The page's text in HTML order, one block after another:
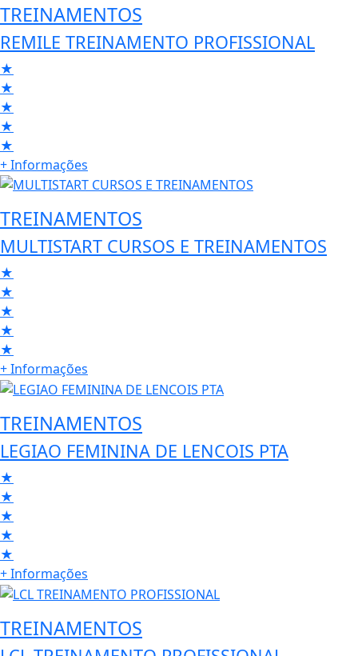
TREINAMENTOS
REMILE TREINAMENTO PROFISSIONAL
★
★
★
★
★
+ Informações
TREINAMENTOS
MULTISTART CURSOS E TREINAMENTOS
★
★
★
★
★
+ Informações
TREINAMENTOS
LEGIAO FEMININA DE LENCOIS PTA
★
★
★
★
★
+ Informações
TREINAMENTOS